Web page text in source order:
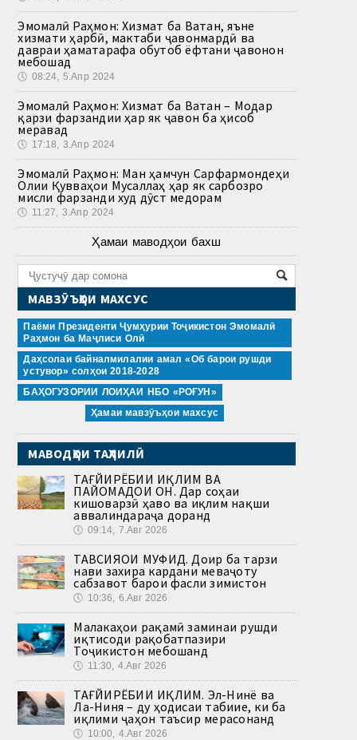
Эмомалӣ Раҳмон: Хизмат ба Ватан, яъне
хизмати ҳарбӣ, мактаби ҷавонмардӣ ва
давраи ҳаматарафа обутоб ёфтани ҷавонон
мебошад
🕔 08:24, 5.Апр 2024
Эмомалӣ Раҳмон: Хизмат ба Ватан – Модар
қарзи фарзандии ҳар як ҷавон ба ҳисоб
меравад
🕔 17:18, 3.Апр 2024
Эмомалӣ Раҳмон: Ман ҳамчун Сарфармондеҳи
Олии Қувваҳои Мусаллаҳ ҳар як сарбозро
мисли фарзанди худ дӯст медорам
🕔 11:27, 3.Апр 2024
Ҳамаи маводҳои бахш
МАВЗӮЪҲОИ МАХСУС
Паёми Президенти Ҷумҳурии Тоҷикистон Эмомалӣ
Раҳмон ба Маҷлиси Олӣ
Даҳсолаи байналмилалии амал «Об барои рушди
устувор» солҳои 2018-2028
БАҲОГУЗОРИИ ЛОИҲАИ НБО «РОҒУН»
Ҳамаи мавзӯъҳои махсус
МАВОДҲОИ ТАҲЛИЛӢ
ТАҒЙИРЁБИИ ИҚЛИМ ВА
ПАЙОМАДҲОИ ОН. Дар соҳаи
кишоварзӣ ҳаво ва иқлим нақши
аввалиндараҷа доранд
🕔 09:14, 7.Авг 2026
ТАВСИЯҲОИ МУФИД. Доир ба тарзи
нави захира кардани меваҷоту
сабзавот барои фасли зимистон
🕔 10:36, 6.Авг 2026
Малакаҳои рақамӣ заминаи рушди
иқтисоди рақобатпазири
Тоҷикистон мебошанд
🕔 11:30, 4.Авг 2026
ТАҒЙИРЁБИИ ИҚЛИМ. Эл-Нинё ва
Ла-Ниня – ду ҳодисаи табиие, ки ба
иқлими ҷаҳон таъсир мерасонанд
🕔 10:00, 4.Авг 2026